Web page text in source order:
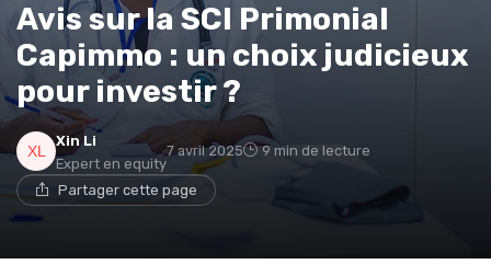
Avis sur la SCI Primonial
Capimmo : un choix judicieux
pour investir ?
Xin Li
Expert en equity
7 avril 2025 9 min de lecture
Partager cette page